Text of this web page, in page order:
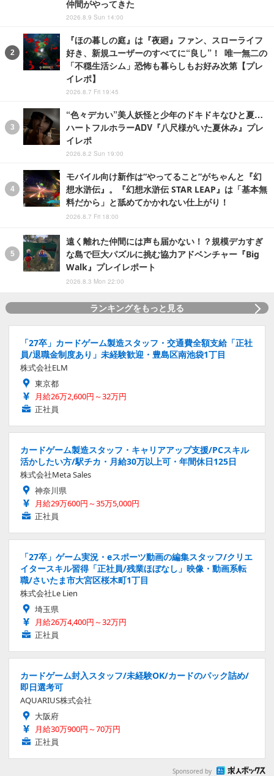
仲間がやってきた
2026.8.9 Sun 14:00
『ほの暮しの庭』は『夜廻』ファン、スローライフ
好き、新規ユーザーのすべてに“良し”！ 唯一無二の
「不穏生活シム」恐怖も暮らしもお好み次第【プレ
イレポ】
2026.8.7 Fri 19:45
“色々デカい”美人妖怪と少年のドキドキなひと夏…
ハートフルホラーADV『八尺様がいた夏休み』プレ
イレポ
2026.8.2 Sun 19:00
モバイル向け新作は“やってること”がちゃんと『幻
想水滸伝』。『幻想水滸伝 STAR LEAP』は「基本無
料だから」と舐めてかかれない仕上がり！
2026.8.7 Fri 18:00
遠く離れた仲間には声も届かない！？規模デカすぎ
な島で巨大パズルに挑む協力アドベンチャー『Big
Walk』プレイレポート
2026.8.3 Mon 22:00
ランキングをもっと見る
「27卒」カードゲーム製造スタッフ・交通費全額支給「正社
員/退職金制度あり」未経験歓迎・豊島区南池袋1丁目
株式会社ELM
東京都
月給26万2,600円～32万円
正社員
カードゲーム製造スタッフ・キャリアアップ支援/PCスキル
活かしたい方/駅チカ・月給30万以上可・年間休日125日
株式会社Meta Sales
神奈川県
月給29万600円～35万5,000円
正社員
「27卒」ゲーム実況・eスポーツ動画の編集スタッフ/クリエ
イタースキル習得「正社員/残業ほぼなし」映像・動画系転
職/さいたま市大宮区桜木町1丁目
株式会社Le Lien
埼玉県
月給26万4,400円～32万円
正社員
カードゲーム封入スタッフ/未経験OK/カードのパック詰め/
即日選考可
AQUARIUS株式会社
大阪府
月給30万900円～70万円
正社員
Sponsored by